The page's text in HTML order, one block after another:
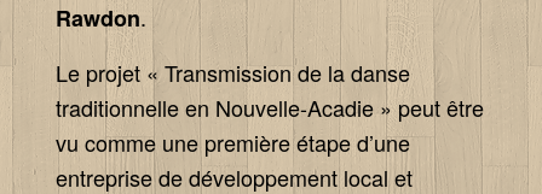
Rawdon.
Le projet « Transmission de la danse
traditionnelle en Nouvelle-Acadie » peut être
vu comme une première étape d’une
entreprise de développement local et